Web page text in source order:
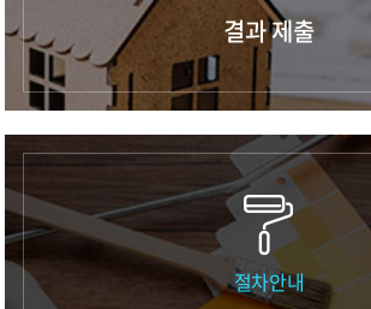
결과 제출
절차안내